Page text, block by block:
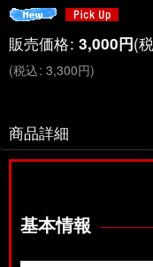
販売価格: 3,000円(
(税込: 3,300円)
商品詳細
基本情報